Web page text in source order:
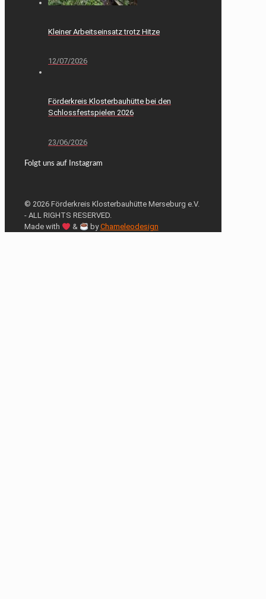
Kleiner Arbeitseinsatz trotz Hitze
12/07/2026
Förderkreis Klosterbauhütte bei den
Schlossfestspielen 2026
23/06/2026
Folgt uns auf Instagram
© 2026 Förderkreis Klosterbauhütte Merseburg e.V.
- ALL RIGHTS RESERVED.
Made with
& byChameleodesign